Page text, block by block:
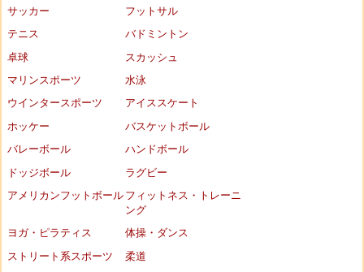
サッカー
フットサル
テニス
バドミントン
卓球
スカッシュ
マリンスポーツ
水泳
ウインタースポーツ
アイススケート
ホッケー
バスケットボール
バレーボール
ハンドボール
ドッジボール
ラグビー
アメリカンフットボール フィットネス・トレーニ
ング
ヨガ・ピラティス
体操・ダンス
ストリート系スポーツ
柔道